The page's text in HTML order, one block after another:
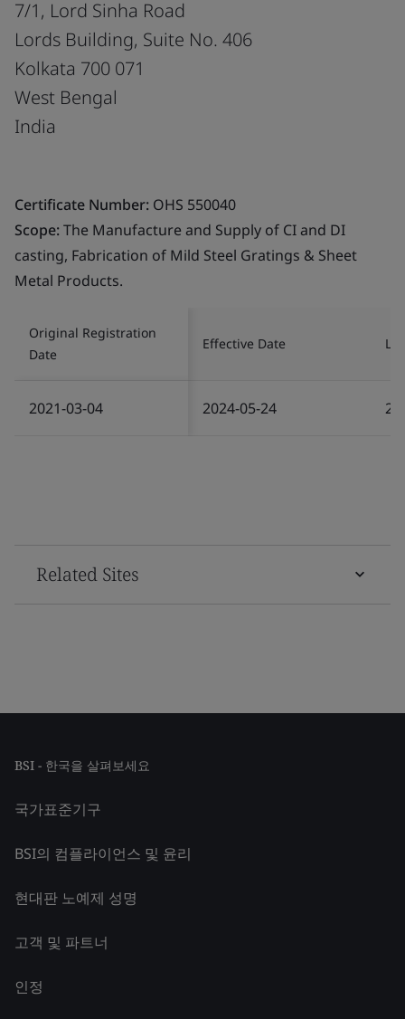
7/1, Lord Sinha Road
Lords Building, Suite No. 406
Kolkata 700 071
West Bengal
India
Certificate Number: OHS 550040
Scope:The Manufacture and Supply of CI and DI
casting, Fabrication of Mild Steel Gratings & Sheet
Metal Products.
Original Registration
Date
Effective Date
2021-03-04 2024-05-24
Related Sites
BSI - 한국을 살펴보세요
국가표준기구
BSI의 컴플라이언스 및 윤리
현대판 노예제 성명
고객 및 파트너
인정